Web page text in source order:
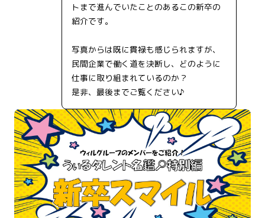
トまで進んでいたことのあるこの新卒の
紹介です。
写真からは既に貫禄も感じられますが、
民間企業で働く道を決断し、どのように
仕事に取り組まれているのか？
是非、最後までご覧ください♪